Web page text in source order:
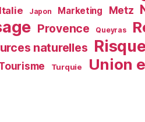
Italie Japon Marketing Metz
Provence Queyras
naturelles Risque
Turquie Union